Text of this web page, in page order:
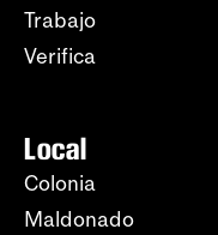
Trabajo
Verifica
Local
Colonia
Maldonado